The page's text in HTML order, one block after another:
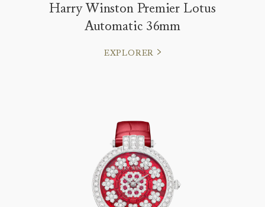
Harry Winston Premier Lotus
Automatic 36mm
EXPLORER